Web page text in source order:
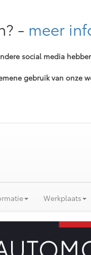
- meer
social media
gebruik van onze
Werkplaats